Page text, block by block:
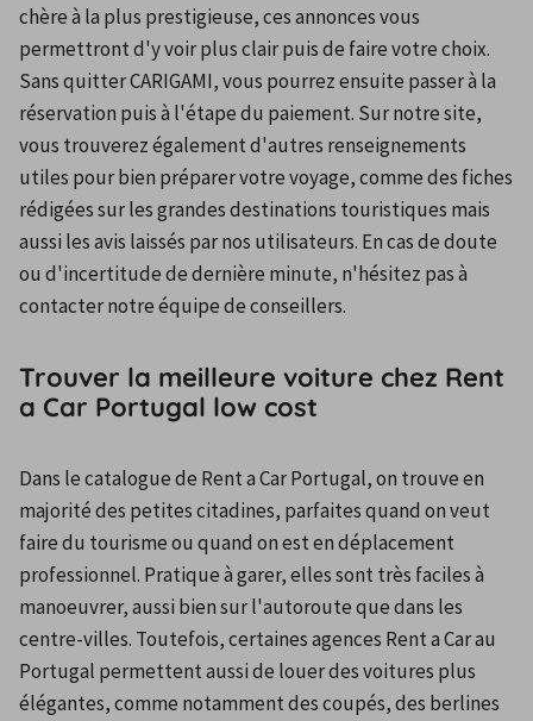
chère à la plus prestigieuse, ces annonces vous
permettront d'y voir plus clair puis de faire votre choix.
Sans quitter CARIGAMI, vous pourrez ensuite passer à la
réservation puis à l'étape du paiement. Sur notre site,
vous trouverez également d'autres renseignements
utiles pour bien préparer votre voyage, comme des fiches
rédigées sur les grandes destinations touristiques mais
aussi les avis laissés par nos utilisateurs. En cas de doute
ou d'incertitude de dernière minute, n'hésitez pas à
contacter notre équipe de conseillers.
Trouver la meilleure voiture chez Rent
a Car Portugal low cost
Dans le catalogue de Rent a Car Portugal, on trouve en
majorité des petites citadines, parfaites quand on veut
faire du tourisme ou quand on est en déplacement
professionnel. Pratique à garer, elles sont très faciles à
manoeuvrer, aussi bien sur l'autoroute que dans les
centre-villes. Toutefois, certaines agences Rent a Car au
Portugal permettent aussi de louer des voitures plus
élégantes, comme notamment des coupés, des berlines